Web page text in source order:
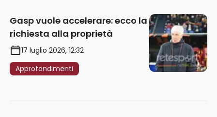
Gasp vuole accelerare: ecco la
richiesta alla proprietà
17 luglio 2026, 12:32
Approfondimenti